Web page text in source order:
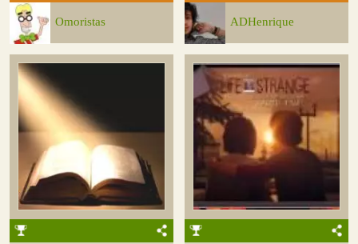
Omoristas ADHenrique